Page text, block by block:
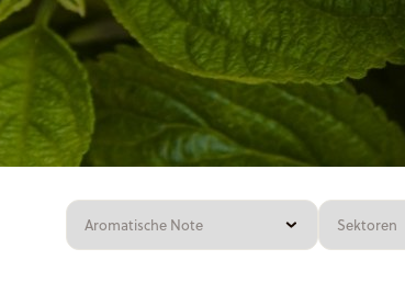
Süßwaren
Nahrungsergänzungsprodukte